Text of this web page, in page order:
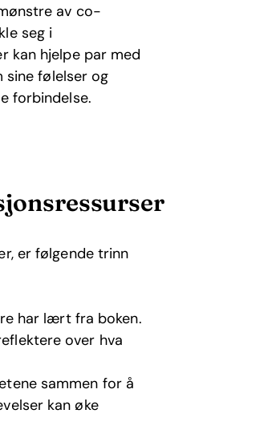
av co-
seg i
kan hjelpe par med
sine følelser og
forbindelse.
er følgende trinn
har lært fra boken.
over hva
sammen for å
kan øke